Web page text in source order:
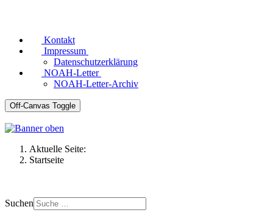
Kontakt
Impressum
Datenschutzerklärung
NOAH-Letter
NOAH-Letter-Archiv
Off-Canvas Toggle
Aktuelle Seite:
Startseite
Suchen